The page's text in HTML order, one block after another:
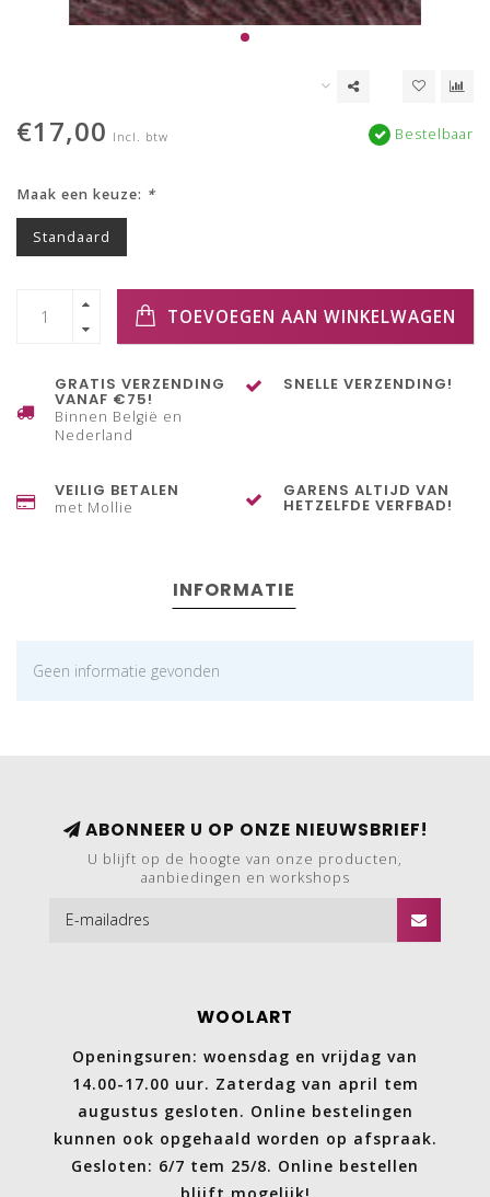
€17,00 Incl. btw Bestelbaar
Maak een keuze: *
Standaard
TOEVOEGEN AAN WINKELWAGEN
GRATIS VERZENDING
VANAF €75!
Binnen België en
Nederland
SNELLE VERZENDING!
VEILIG BETALEN
met Mollie
GARENS ALTIJD VAN
HETZELFDE VERFBAD!
INFORMATIE
Geen informatie gevonden
ABONNEER U OP ONZE NIEUWSBRIEF!
U blijft op de hoogte van onze producten,
aanbiedingen en workshops
WOOLART
Openingsuren: woensdag en vrijdag van
14.00-17.00 uur. Zaterdag van april tem
augustus gesloten. Online bestelingen
kunnen ook opgehaald worden op afspraak.
Gesloten: 6/7 tem 25/8. Online bestellen